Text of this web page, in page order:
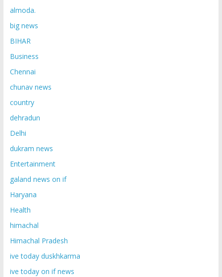
almoda.
big news
BIHAR
Business
Chennai
chunav news
country
dehradun
Delhi
dukram news
Entertainment
galand news on if
Haryana
Health
himachal
Himachal Pradesh
ive today duskhkarma
ive today on if news